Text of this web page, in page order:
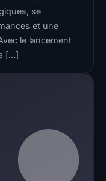
se
et une
le lancement
[…]